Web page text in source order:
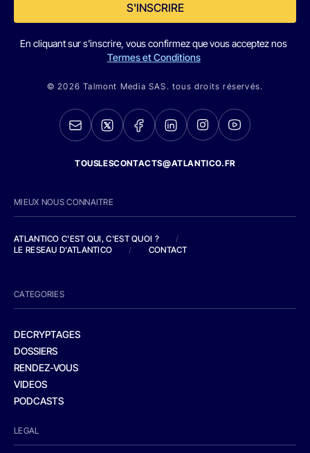
S'INSCRIRE
En cliquant sur s'inscrire, vous confirmez que vous acceptez nos
Termes et Conditions
© 2026 Talmont Media SAS. tous droits réservés.
TOUSLESCONTACTS@ATLANTICO.FR
MIEUX NOUS CONNAITRE
ATLANTICO C'EST QUI, C'EST QUOI ?
/
LE RESEAU D'ATLANTICO
/ CONTACT
CATEGORIES
DECRYPTAGES
DOSSIERS
RENDEZ-VOUS
VIDEOS
PODCASTS
LEGAL